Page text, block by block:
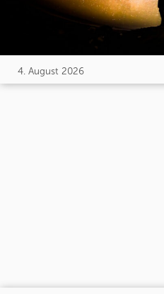
4. August 2026